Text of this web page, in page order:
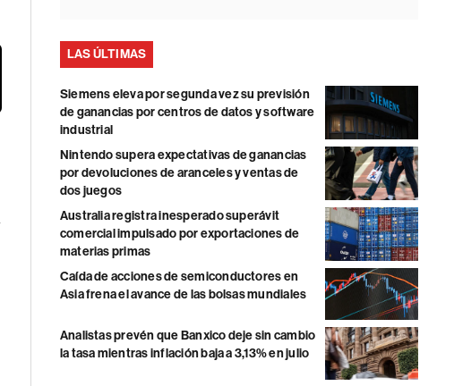
LAS ÚLTIMAS
Siemens eleva por segunda vez su previsión
de ganancias por centros de datos y software
industrial
Nintendo supera expectativas de ganancias
por devoluciones de aranceles y ventas de
dos juegos
Australia registra inesperado superávit
comercial impulsado por exportaciones de
materias primas
Caída de acciones de semiconductores en
Asia frena el avance de las bolsas mundiales
Analistas prevén que Banxico deje sin cambio
la tasa mientras inflación baja a 3,13% en julio